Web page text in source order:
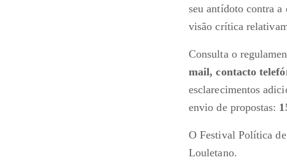
seu antídoto contra
visão crítica
Consulta o
mail, contacto
esclarecimentos
envio de propostas:
O Festival Política
Louletano.